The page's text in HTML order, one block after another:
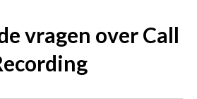
vragen over Call